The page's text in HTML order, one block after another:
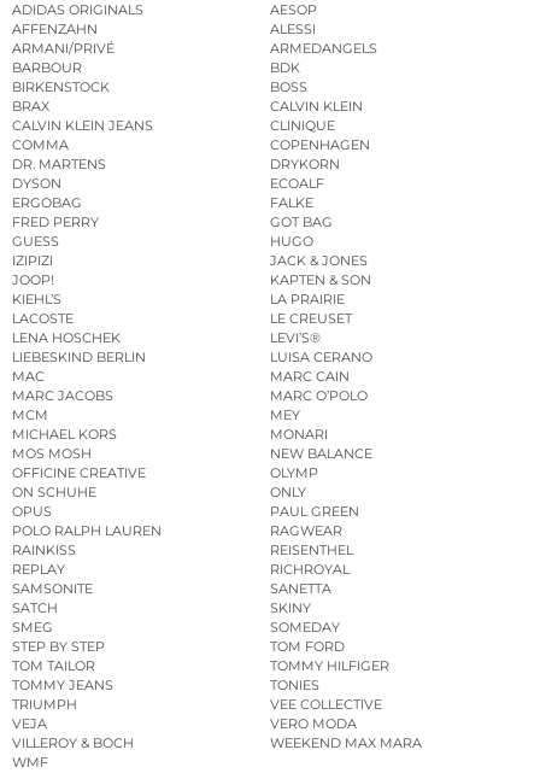
ADIDAS ORIGINALS
AESOP
AFFENZAHN
ALESSI
ARMANI/PRIVÉ
ARMEDANGELS
BARBOUR
BDK
BIRKENSTOCK
BOSS
BRAX
CALVIN KLEIN
CALVIN KLEIN JEANS
CLINIQUE
COMMA
COPENHAGEN
DR. MARTENS
DRYKORN
DYSON
ECOALF
ERGOBAG
FALKE
FRED PERRY
GOT BAG
GUESS
HUGO
IZIPIZI
JACK & JONES
JOOP!
KAPTEN & SON
KIEHL’S
LA PRAIRIE
LACOSTE
LE CREUSET
LENA HOSCHEK
LEVI’S®
LIEBESKIND BERLIN
LUISA CERANO
MAC
MARC CAIN
MARC JACOBS
MARC O’POLO
MCM
MEY
MICHAEL KORS
MONARI
MOS MOSH
NEW BALANCE
OFFICINE CREATIVE
OLYMP
ON SCHUHE
ONLY
OPUS
PAUL GREEN
POLO RALPH LAUREN
RAGWEAR
RAINKISS
REISENTHEL
REPLAY
RICHROYAL
SAMSONITE
SANETTA
SATCH
SKINY
SMEG
SOMEDAY
STEP BY STEP
TOM FORD
TOM TAILOR
TOMMY HILFIGER
TOMMY JEANS
TONIES
TRIUMPH
VEE COLLECTIVE
VEJA
VERO MODA
VILLEROY & BOCH
WEEKEND MAX MARA
WMF